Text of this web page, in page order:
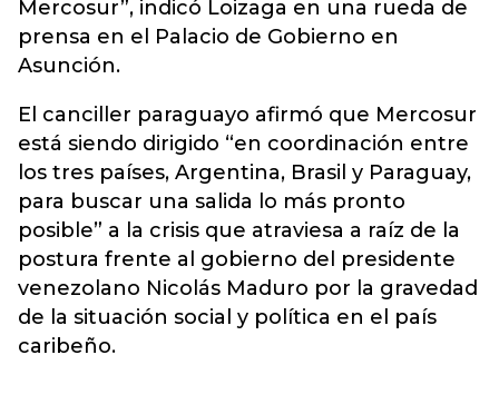
Mercosur”, indicó Loizaga en una rueda de
prensa en el Palacio de Gobierno en
Asunción.
El canciller paraguayo afirmó que Mercosur
está siendo dirigido “en coordinación entre
los tres países, Argentina, Brasil y Paraguay,
para buscar una salida lo más pronto
posible” a la crisis que atraviesa a raíz de la
postura frente al gobierno del presidente
venezolano Nicolás Maduro por la gravedad
de la situación social y política en el país
caribeño.